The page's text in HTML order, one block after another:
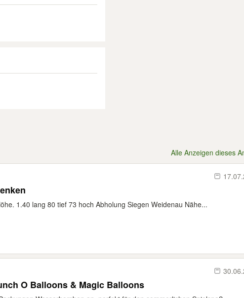
Alle Anzeigen dieses
1.40 lang 80 tief 73 hoch Abholung Siegen Weidenau Nähe...
O Balloons & Magic Balloons